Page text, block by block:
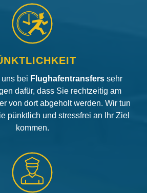
bei Flughafentransfers sehr
dafür, dass Sie rechtzeitig am
von dort abgeholt werden. Wir tun
pünktlich und stressfrei an Ihr Ziel
kommen.